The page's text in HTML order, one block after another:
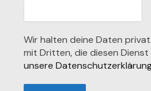
Wir halten deine Daten
mit Dritten, die diesen Dienst
unsere